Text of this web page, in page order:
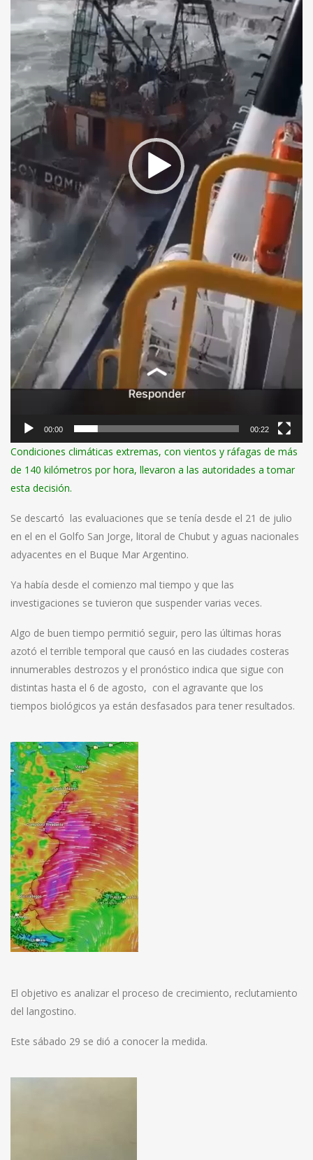
00:00 00:22
Condiciones climáticas extremas, con vientos y ráfagas de más
de 140 kilómetros por hora, llevaron a las autoridades a tomar
esta decisión.
Se descartó las evaluaciones que se tenía desde el 21 de julio
en el en el Golfo San Jorge, litoral de Chubut y aguas nacionales
adyacentes en el Buque Mar Argentino.
Ya había desde el comienzo mal tiempo y que las
investigaciones se tuvieron que suspender varias veces.
Algo de buen tiempo permitió seguir, pero las últimas horas
azotó el terrible temporal que causó en las ciudades costeras
innumerables destrozos y el pronóstico indica que sigue con
distintas hasta el 6 de agosto, con el agravante que los
tiempos biológicos ya están desfasados para tener resultados.
El objetivo es analizar el proceso de crecimiento, reclutamiento
del langostino.
Este sábado 29 se dió a conocer la medida.